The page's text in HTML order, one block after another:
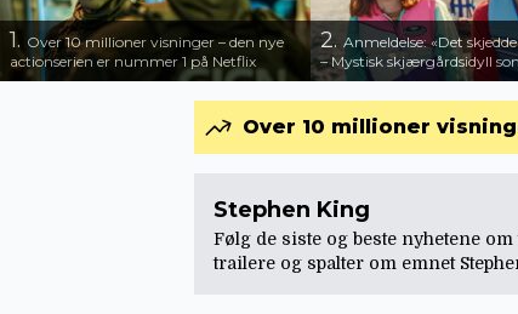
1. Over 10 millioner visninger – den nye
actionserien er nummer 1 på Netflix
2. Anmeldelse: «Det
– Mystisk skjærgårdsidyll
Over 10 millioner
Stephen King
Følg de siste og beste nyhetene
trailere og spalter om emnet